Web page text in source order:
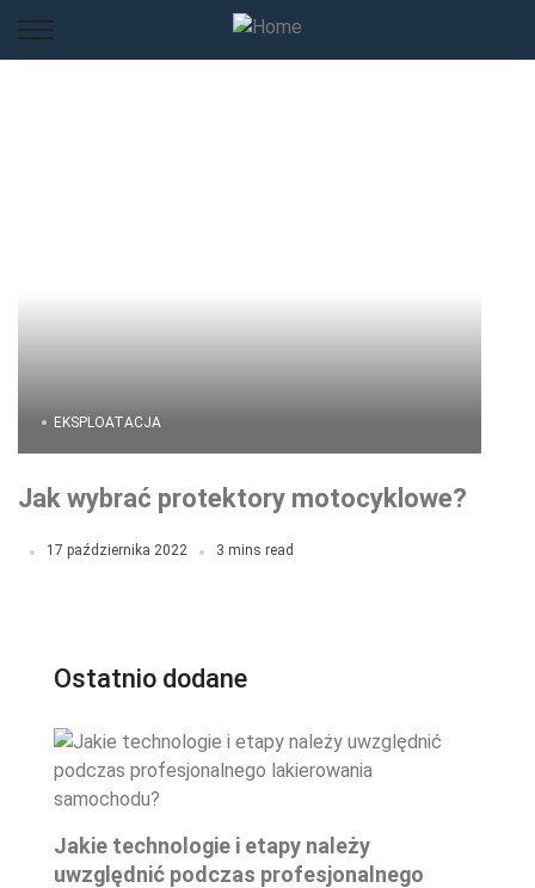
EKSPLOATACJA
Jak wybrać protektory motocyklowe?
17 października 2022 3 mins read
Ostatnio dodane
Jakie technologie i etapy należy
uwzględnić podczas profesjonalnego